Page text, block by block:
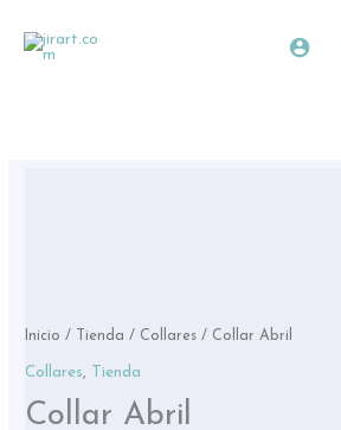
contenido
Inicio / Tienda / Collares / Collar Abril
Collares, Tienda
Collar Abril